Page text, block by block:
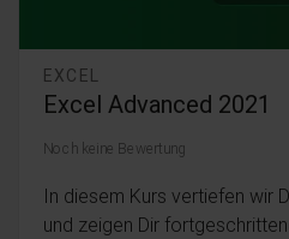
EXCEL
Excel Advanced 2021
Noch keine Bewertung
In diesem Kurs vertiefen wir
und zeigen Dir